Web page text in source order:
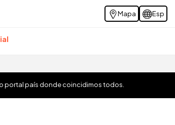
Mapa Esp
portal país donde coincidimos todos.